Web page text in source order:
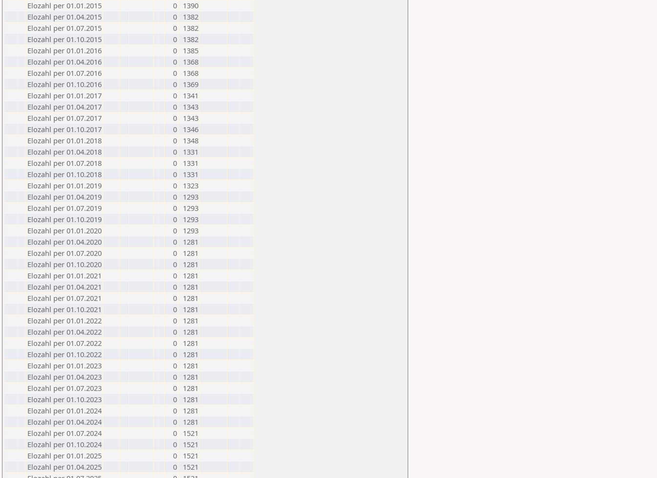
Elozahl per 01.01.2015
0
1390
Elozahl per 01.04.2015
0
1382
Elozahl per 01.07.2015
0
1382
Elozahl per 01.10.2015
0
1382
Elozahl per 01.01.2016
0
1385
Elozahl per 01.04.2016
0
1368
Elozahl per 01.07.2016
0
1368
Elozahl per 01.10.2016
0
1369
Elozahl per 01.01.2017
0
1341
Elozahl per 01.04.2017
0
1343
Elozahl per 01.07.2017
0
1343
Elozahl per 01.10.2017
0
1346
Elozahl per 01.01.2018
0
1348
Elozahl per 01.04.2018
0
1331
Elozahl per 01.07.2018
0
1331
Elozahl per 01.10.2018
0
1331
Elozahl per 01.01.2019
0
1323
Elozahl per 01.04.2019
0
1293
Elozahl per 01.07.2019
0
1293
Elozahl per 01.10.2019
0
1293
Elozahl per 01.01.2020
0
1293
Elozahl per 01.04.2020
0
1281
Elozahl per 01.07.2020
0
1281
Elozahl per 01.10.2020
0
1281
Elozahl per 01.01.2021
0
1281
Elozahl per 01.04.2021
0
1281
Elozahl per 01.07.2021
0
1281
Elozahl per 01.10.2021
0
1281
Elozahl per 01.01.2022
0
1281
Elozahl per 01.04.2022
0
1281
Elozahl per 01.07.2022
0
1281
Elozahl per 01.10.2022
0
1281
Elozahl per 01.01.2023
0
1281
Elozahl per 01.04.2023
0
1281
Elozahl per 01.07.2023
0
1281
Elozahl per 01.10.2023
0
1281
Elozahl per 01.01.2024
0
1281
Elozahl per 01.04.2024
0
1281
Elozahl per 01.07.2024
0
1521
Elozahl per 01.10.2024
0
1521
Elozahl per 01.01.2025
0
1521
Elozahl per 01.04.2025
0
1521